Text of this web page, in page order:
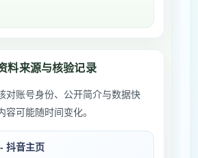
料来源与核验记录
对账号身份、公开简介与数据快
容可能随时间变化。
抖音主页